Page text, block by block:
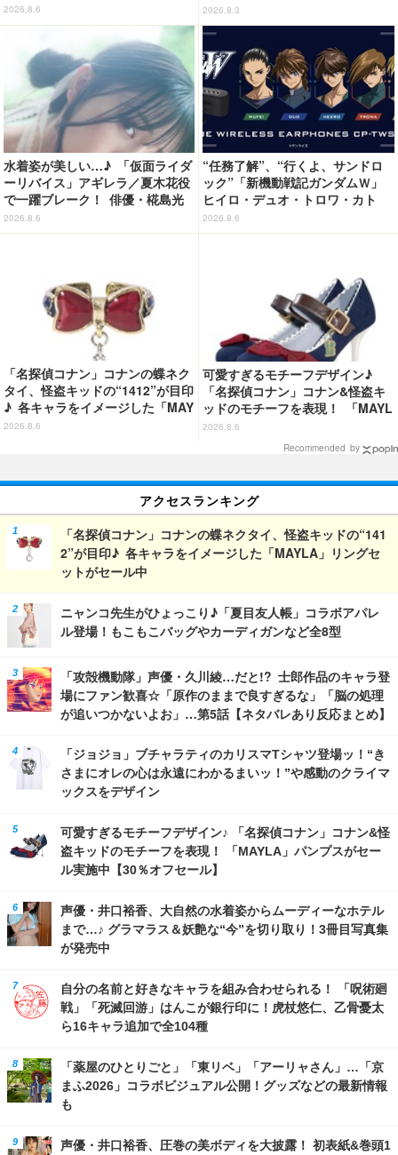
ッ！”や感動のクライマックスを
デザイン
2026.8.6
年記念でハンドバッグや財布など
全6種が登場
2026.8.3
水着姿が美しい…♪ 「仮面ライダ
ーリバイス」アギレラ／夏木花役
で一躍ブレーク！ 俳優・椛島光
の2nd写真集が予約開始
2026.8.6
“任務了解”、“行くよ、サンドロ
ック”「新機動戦記ガンダムＷ」
ヒイロ・デュオ・トロワ・カト
ル・五飛の声がする…！ 新規録
り下ろしボイス搭載のワイヤレス
2026.8.6
「名探偵コナン」コナンの蝶ネク
タイ、怪盗キッドの“1412”が目印
♪ 各キャラをイメージした「MAY
LA」リングセットがセール中
2026.8.6
可愛すぎるモチーフデザイン♪
「名探偵コナン」コナン&怪盗キ
ッドのモチーフを表現！ 「MAYL
A」パンプスがセール実施中【3
0％オフセール】
2026.8.6
Recommended by
アクセスランキング
「名探偵コナン」コナンの蝶ネクタイ、怪盗キッドの“141
2”が目印♪ 各キャラをイメージした「MAYLA」リングセ
ットがセール中
ニャンコ先生がひょっこり♪「夏目友人帳」コラボアパレ
ル登場！もこもこバッグやカーディガンなど全8型
「攻殻機動隊」声優・久川綾…だと!? 士郎作品のキャラ登
場にファン歓喜☆「原作のままで良すぎるな」「脳の処理
が追いつかないよお」…第5話【ネタバレあり反応まとめ】
「ジョジョ」ブチャラティのカリスマTシャツ登場ッ！“き
さまにオレの心は永遠にわかるまいッ！”や感動のクライマ
ックスをデザイン
可愛すぎるモチーフデザイン♪ 「名探偵コナン」コナン&怪
盗キッドのモチーフを表現！ 「MAYLA」パンプスがセー
ル実施中【30％オフセール】
声優・井口裕香、大自然の水着姿からムーディーなホテル
まで…♪ グラマラス＆妖艶な“今”を切り取り！3冊目写真集
が発売中
自分の名前と好きなキャラを組み合わせられる！ 「呪術廻
戦」「死滅回游」はんこが銀行印に！虎杖悠仁、乙骨憂太
ら16キャラ追加で全104種
「薬屋のひとりごと」「東リベ」「アーリャさん」…「京
まふ2026」コラボビジュアル公開！グッズなどの最新情報
も
声優・井口裕香、圧巻の美ボディを大披露！ 初表紙&巻頭1